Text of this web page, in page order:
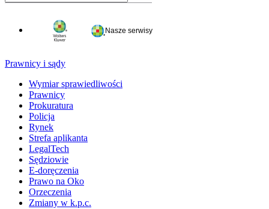
Nasze serwisy
Prawnicy i sądy
Wymiar sprawiedliwości
Prawnicy
Prokuratura
Policja
Rynek
Strefa aplikanta
LegalTech
Sędziowie
E-doręczenia
Prawo na Oko
Orzeczenia
Zmiany w k.p.c.